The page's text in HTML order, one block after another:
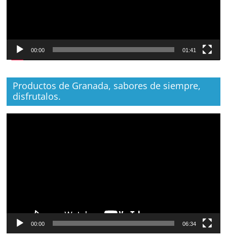
00:00 01:41
Productos de Granada, sabores de siempre,
disfrutalos.
00:00 06:34